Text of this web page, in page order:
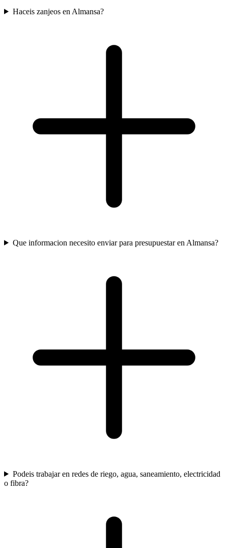
Haceis zanjeos en Almansa?
Que informacion necesito enviar para presupuestar en Almansa?
Podeis trabajar en redes de riego, agua, saneamiento, electricidad
o fibra?